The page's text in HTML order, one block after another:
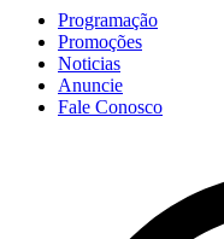
Programação
Promoções
Noticias
Anuncie
Fale Conosco